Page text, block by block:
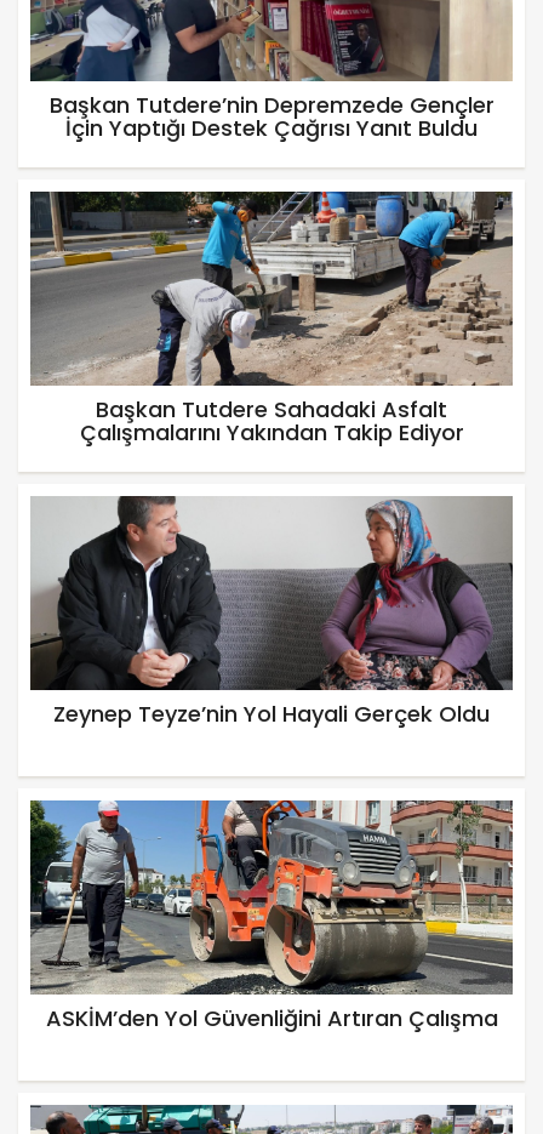
Başkan Tutdere’nin Depremzede Gençler
İçin Yaptığı Destek Çağrısı Yanıt Buldu
Başkan Tutdere Sahadaki Asfalt
Çalışmalarını Yakından Takip Ediyor
Zeynep Teyze’nin Yol Hayali Gerçek Oldu
ASKİM’den Yol Güvenliğini Artıran Çalışma